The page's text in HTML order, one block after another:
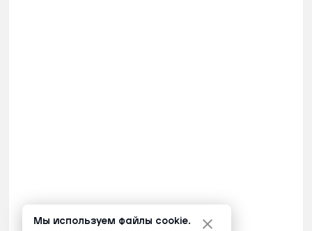
Мы используем файлы cookie.